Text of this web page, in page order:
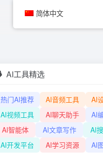
AI工具精选
热门AI推荐 AI音频工具
AI
AI视频工具
AI聊天助手
AI
AI智能体
AI文章写作
AI
AI开发平台
AI学习资源 AI
简体中文